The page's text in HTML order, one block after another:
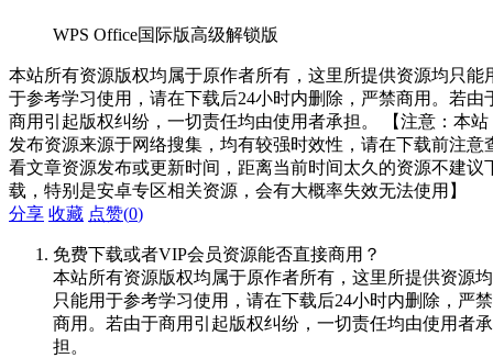
WPS Office国际版高级解锁版
本站所有资源版权均属于原作者所有，这里所提供资源均只能
于参考学习使用，请在下载后24小时内删除，严禁商用。若由
商用引起版权纠纷，一切责任均由使用者承担。 【注意：本站
发布资源来源于网络搜集，均有较强时效性，请在下载前注意
看文章资源发布或更新时间，距离当前时间太久的资源不建议
载，特别是安卓专区相关资源，会有大概率失效无法使用】
分享 收藏 点赞(0)
免费下载或者VIP会员资源能否直接商用？
本站所有资源版权均属于原作者所有，这里所提供资源均
只能用于参考学习使用，请在下载后24小时内删除，严禁
商用。若由于商用引起版权纠纷，一切责任均由使用者承
担。